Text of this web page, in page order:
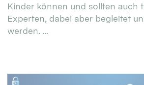
Kinder können und sollten auch
Experten, dabei aber begleitet
werden. ...